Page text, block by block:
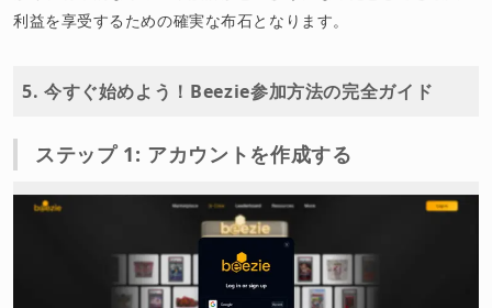
利益を享受するための確実な布石となります。
5. 今すぐ始めよう！Beezie参加方法の完全ガイド
ステップ 1: アカウントを作成する